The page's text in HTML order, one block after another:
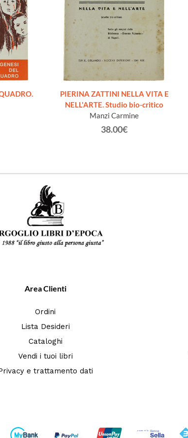
PIERINA ZATTINI NELLA VITA E
NELL'ARTE. Studio bio-critico
Manzi Carmine
38.00€
Area Clienti
Ordini
Lista Desideri
Cataloghi
Vendi i tuoi libri
e trattamento dati